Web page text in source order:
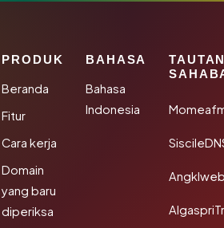
PRODUK
Beranda
Fitur
Cara kerja
Domain
yang baru
diperiksa
BAHASA
Bahasa
Indonesia